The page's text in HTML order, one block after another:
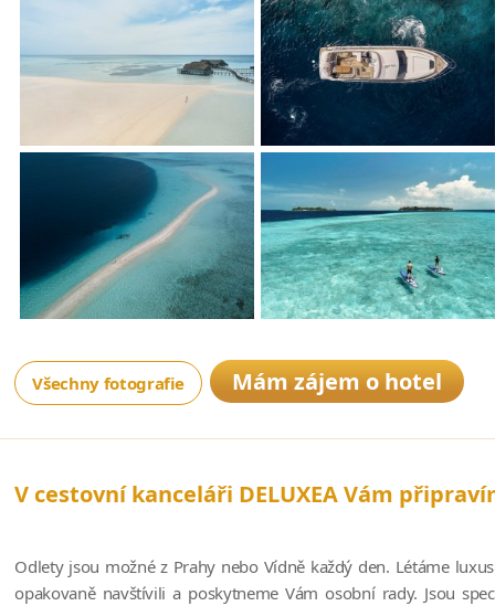
Všechny fotografie Mám zájem o hotel
V cestovní kanceláři DELUXEA Vám
Odlety jsou možné z Prahy nebo Vídně každý den. Létáme
opakovaně navštívili a poskytneme Vám osobní rady. Jsou